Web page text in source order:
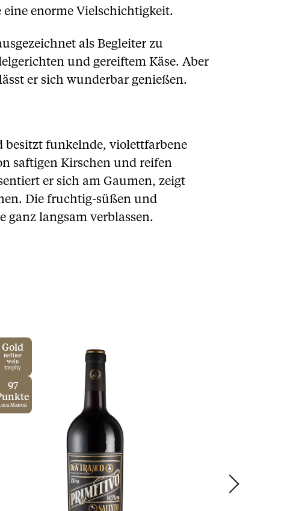
enorme Vielschichtigkeit.
als Begleiter zu
und gereiftem Käse. Aber
er sich wunderbar genießen.
besitzt funkelnde, violettfarbene
saftigen Kirschen und reifen
er sich am Gaumen, zeigt
Die fruchtig-süßen und
ganz langsam verblassen.
Gold
Berliner
Wein
Trophy
97
Maroni